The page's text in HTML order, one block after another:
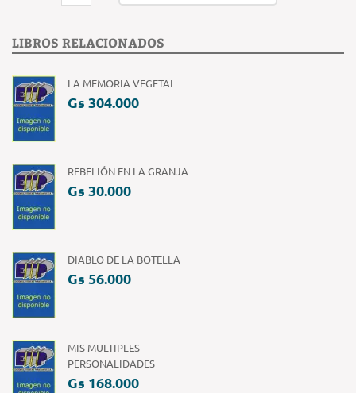
LIBROS RELACIONADOS
LA MEMORIA VEGETAL
Gs 304.000
REBELIÓN EN LA GRANJA
Gs 30.000
DIABLO DE LA BOTELLA
Gs 56.000
MIS MULTIPLES
PERSONALIDADES
Gs 168.000